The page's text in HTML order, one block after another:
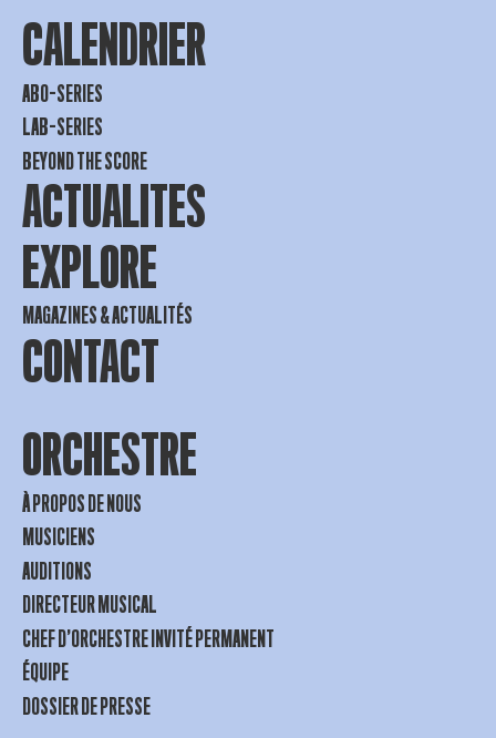
CALENDRIER
ABO-SERIES
LAB-SERIES
BEYOND THE SCORE
ACTUALITES
EXPLORE
MAGAZINES & ACTUALITÉS
CONTACT
ORCHESTRE
À PROPOS DE NOUS
MUSICIENS
AUDITIONS
DIRECTEUR MUSICAL
CHEF D’ORCHESTRE INVITÉ PERMANENT
ÉQUIPE
DOSSIER DE PRESSE